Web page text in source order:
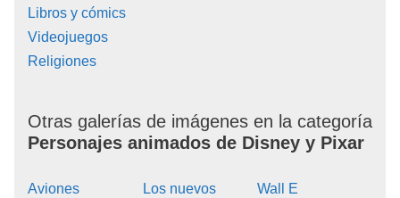
Libros y cómics
Videojuegos
Religiones
Otras galerías de imágenes en la categoría
Personajes animados de Disney y Pixar
Aviones
Los nuevos
Wall E